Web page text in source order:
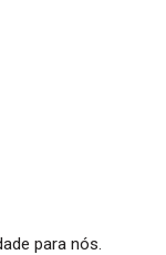
para nós.